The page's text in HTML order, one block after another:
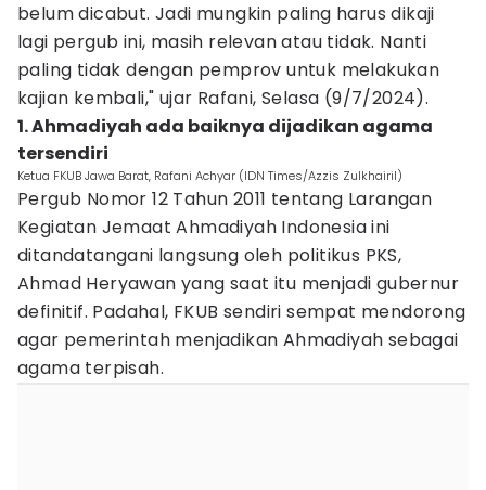
belum dicabut. Jadi mungkin paling harus dikaji
lagi pergub ini, masih relevan atau tidak. Nanti
paling tidak dengan pemprov untuk melakukan
kajian kembali," ujar Rafani, Selasa (9/7/2024).
1. Ahmadiyah ada baiknya dijadikan agama
tersendiri
Ketua FKUB Jawa Barat, Rafani Achyar (IDN Times/Azzis Zulkhairil)
Pergub Nomor 12 Tahun 2011 tentang Larangan
Kegiatan Jemaat Ahmadiyah Indonesia ini
ditandatangani langsung oleh politikus PKS,
Ahmad Heryawan yang saat itu menjadi gubernur
definitif. Padahal, FKUB sendiri sempat mendorong
agar pemerintah menjadikan Ahmadiyah sebagai
agama terpisah.